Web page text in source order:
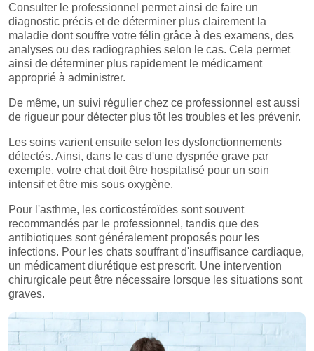
Consulter le professionnel permet ainsi de faire un
diagnostic précis et de déterminer plus clairement la
maladie dont souffre votre félin grâce à des examens, des
analyses ou des radiographies selon le cas. Cela permet
ainsi de déterminer plus rapidement le médicament
approprié à administrer.
De même, un suivi régulier chez ce professionnel est aussi
de rigueur pour détecter plus tôt les troubles et les prévenir.
Les soins varient ensuite selon les dysfonctionnements
détectés. Ainsi, dans le cas d'une dyspnée grave par
exemple, votre chat doit être hospitalisé pour un soin
intensif et être mis sous oxygène.
Pour l'asthme, les corticostéroïdes sont souvent
recommandés par le professionnel, tandis que des
antibiotiques sont généralement proposés pour les
infections. Pour les chats souffrant d'insuffisance cardiaque,
un médicament diurétique est prescrit. Une intervention
chirurgicale peut être nécessaire lorsque les situations sont
graves.